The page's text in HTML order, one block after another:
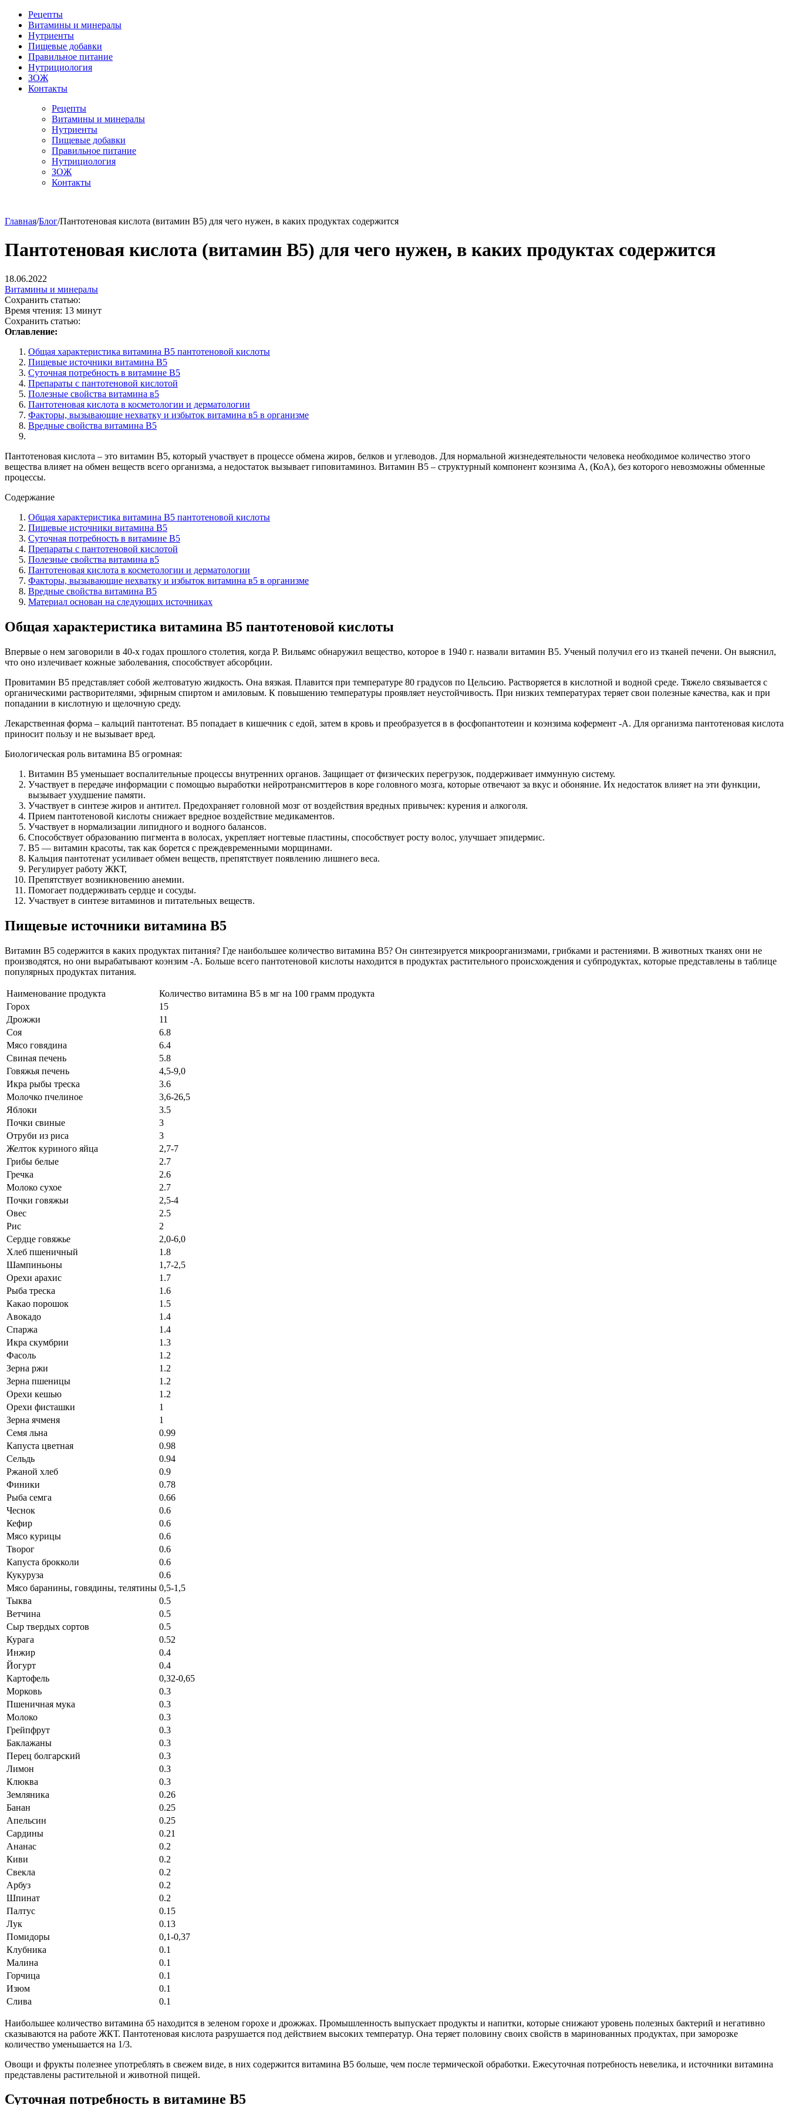
Рецепты
Витамины и минералы
Нутриенты
Пищевые добавки
Правильное питание
Нутрициология
ЗОЖ
Контакты
Рецепты
Витамины и минералы
Нутриенты
Пищевые добавки
Правильное питание
Нутрициология
ЗОЖ
Контакты
Главная/Блог/Пантотеновая кислота (витамин В5) для чего нужен, в каких продуктах содержится
Пантотеновая кислота (витамин В5) для чего нужен, в каких продуктах содержится
18.06.2022
Витамины и минералы
Сохранить статью:
Время чтения: 13 минут
Сохранить статью:
Оглавление:
Общая характеристика витамина В5 пантотеновой кислоты
Пищевые источники витамина В5
Суточная потребность в витамине B5
Препараты с пантотеновой кислотой
Полезные свойства витамина в5
Пантотеновая кислота в косметологии и дерматологии
Факторы, вызывающие нехватку и избыток витамина в5 в организме
Вредные свойства витамина В5
Пантотеновая кислота – это витамин В5, который участвует в процессе обмена жиров, белков и углеводов. Для нормальной жизнедеятельности человека необходимое количество этого
вещества влияет на обмен веществ всего организма, а недостаток вызывает гиповитаминоз. Витамин В5 – структурный компонент коэнзима A, (КоA), без которого невозможны обменные
процессы.
Содержание
Общая характеристика витамина В5 пантотеновой кислоты
Пищевые источники витамина В5
Суточная потребность в витамине B5
Препараты с пантотеновой кислотой
Полезные свойства витамина в5
Пантотеновая кислота в косметологии и дерматологии
Факторы, вызывающие нехватку и избыток витамина в5 в организме
Вредные свойства витамина В5
Материал основан на следующих источниках
Общая характеристика витамина В5 пантотеновой кислоты
Впервые о нем заговорили в 40-х годах прошлого столетия, когда Р. Вильямс обнаружил вещество, которое в 1940 г. назвали витамин В5. Ученый получил его из тканей печени. Он выяснил,
что оно излечивает кожные заболевания, способствует абсорбции.
Провитамин В5 представляет собой желтоватую жидкость. Она вязкая. Плавится при температуре 80 градусов по Цельсию. Растворяется в кислотной и водной среде. Тяжело связывается с
органическими растворителями, эфирным спиртом и амиловым. К повышению температуры проявляет неустойчивость. При низких температурах теряет свои полезные качества, как и при
попадании в кислотную и щелочную среду.
Лекарственная форма – кальций пантотенат. В5 попадает в кишечник с едой, затем в кровь и преобразуется в в фосфопантотеин и коэнзима кофермент -А. Для организма пантотеновая кислота
приносит пользу и не вызывает вред.
Биологическая роль витамина В5 огромная:
Витамин В5 уменьшает воспалительные процессы внутренних органов. Защищает от физических перегрузок, поддерживает иммунную систему.
Участвует в передаче информации с помощью выработки нейротрансмиттеров в коре головного мозга, которые отвечают за вкус и обоняние. Их недостаток влияет на эти функции,
вызывает ухудшение памяти.
Участвует в синтезе жиров и антител. Предохраняет головной мозг от воздействия вредных привычек: курения и алкоголя.
Прием пантотеновой кислоты снижает вредное воздействие медикаментов.
Участвует в нормализации липидного и водного балансов.
Способствует образованию пигмента в волосах, укрепляет ногтевые пластины, способствует росту волос, улучшает эпидермис.
В5 — витамин красоты, так как борется с преждевременными морщинами.
Кальция пантотенат усиливает обмен веществ, препятствует появлению лишнего веса.
Регулирует работу ЖКТ,
Препятствует возникновению анемии.
Помогает поддерживать сердце и сосуды.
Участвует в синтезе витаминов и питательных веществ.
Пищевые источники витамина В5
Витамин В5 содержится в каких продуктах питания? Где наибольшее количество витамина В5? Он синтезируется микроорганизмами, грибками и растениями. В животных тканях они не
производятся, но они вырабатывают коэнзим -А. Больше всего пантотеновой кислоты находится в продуктах растительного происхождения и субпродуктах, которые представлены в таблице
популярных продуктах питания.
Наименование продукта
Количество витамина В5 в мг на 100 грамм продукта
Горох
15
Дрожжи
11
Соя
6.8
Мясо говядина
6.4
Свиная печень
5.8
Говяжья печень
4,5-9,0
Икра рыбы треска
3.6
Молочко пчелиное
3,6-26,5
Яблоки
3.5
Почки свиные
3
Отруби из риса
3
Желток куриного яйца
2,7-7
Грибы белые
2.7
Гречка
2.6
Молоко сухое
2.7
Почки говяжьи
2,5-4
Овес
2.5
Рис
2
Сердце говяжье
2,0-6,0
Хлеб пшеничный
1.8
Шампиньоны
1,7-2,5
Орехи арахис
1.7
Рыба треска
1.6
Какао порошок
1.5
Авокадо
1.4
Спаржа
1.4
Икра скумбрии
1.3
Фасоль
1.2
Зерна ржи
1.2
Зерна пшеницы
1.2
Орехи кешью
1.2
Орехи фисташки
1
Зерна ячменя
1
Семя льна
0.99
Капуста цветная
0.98
Сельдь
0.94
Ржаной хлеб
0.9
Финики
0.78
Рыба семга
0.66
Чеснок
0.6
Кефир
0.6
Мясо курицы
0.6
Творог
0.6
Капуста брокколи
0.6
Кукуруза
0.6
Мясо баранины, говядины, телятины 0,5-1,5
Тыква
0.5
Ветчина
0.5
Сыр твердых сортов
0.5
Курага
0.52
Инжир
0.4
Йогурт
0.4
Картофель
0,32-0,65
Морковь
0.3
Пшеничная мука
0.3
Молоко
0.3
Грейпфрут
0.3
Баклажаны
0.3
Перец болгарский
0.3
Лимон
0.3
Клюква
0.3
Земляника
0.26
Банан
0.25
Апельсин
0.25
Сардины
0.21
Ананас
0.2
Киви
0.2
Свекла
0.2
Арбуз
0.2
Шпинат
0.2
Палтус
0.15
Лук
0.13
Помидоры
0,1-0,37
Клубника
0.1
Малина
0.1
Горчица
0.1
Изюм
0.1
Слива
0.1
Наибольшее количество витамина б5 находится в зеленом горохе и дрожжах. Промышленность выпускает продукты и напитки, которые снижают уровень полезных бактерий и негативно
сказываются на работе ЖКТ. Пантотеновая кислота разрушается под действием высоких температур. Она теряет половину своих свойств в маринованных продуктах, при заморозке
количество уменьшается на 1/3.
Овощи и фрукты полезнее употреблять в свежем виде, в них содержится витамина В5 больше, чем после термической обработки. Ежесуточная потребность невелика, и источники витамина
представлены растительной и животной пищей.
Суточная потребность в витамине B5